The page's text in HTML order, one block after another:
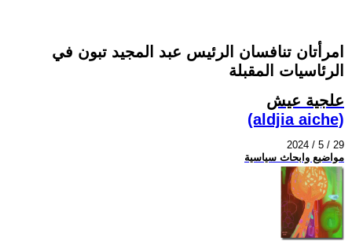
امرأتان تنافسان الرئيس عبد المجيد تبون في
الرئاسيات المقبلة
علجية عيش
(aldjia aiche)
2024 / 5 / 29
مواضيع وابحاث سياسية